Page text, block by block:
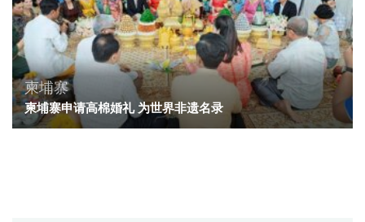
柬埔寨
柬埔寨申请高棉婚礼 为世界非遗名录